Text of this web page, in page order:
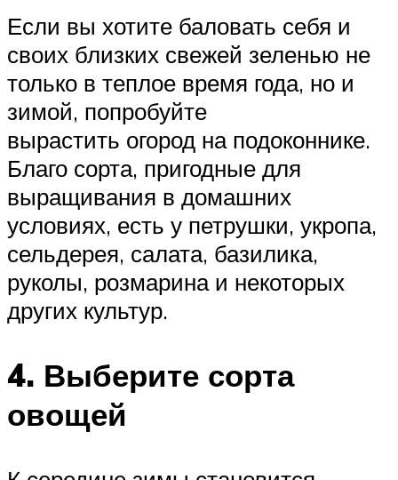
Если вы хотите баловать себя и
своих близких свежей зеленью не
только в теплое время года, но и
зимой, попробуйте
вырастить огород на подоконнике.
Благо сорта, пригодные для
выращивания в домашних
условиях, есть у петрушки, укропа,
сельдерея, салата, базилика,
руколы, розмарина и некоторых
других культур.
4. Выберите сорта
овощей